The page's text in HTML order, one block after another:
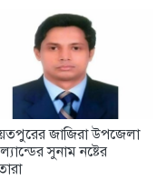
জাজিরা উপজেলা
সুনাম নষ্টের